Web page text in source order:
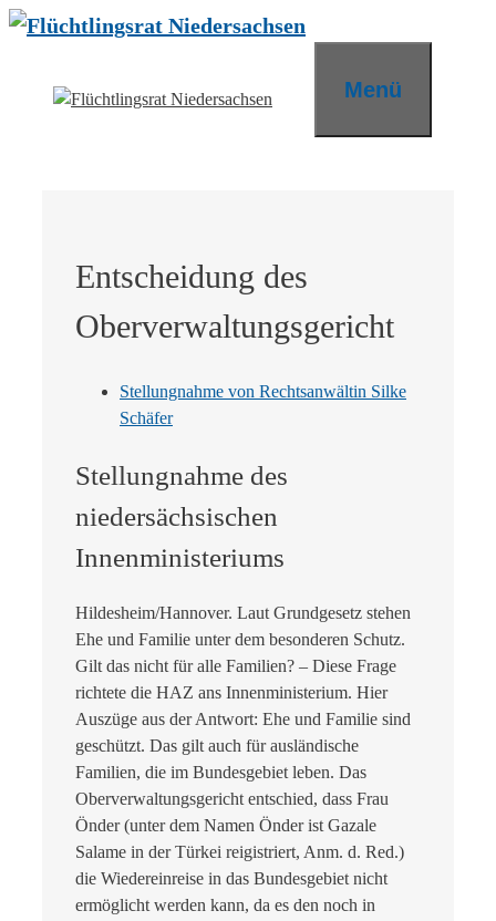
Zum
Menü
Entscheidung des
Oberverwaltungsgericht
Stellungnahme von Rechtsanwältin Silke
Schäfer
Stellungnahme des
niedersächsischen
Innenministeriums
Hildesheim/Hannover. Laut Grundgesetz stehen
Ehe und Familie unter dem besonderen Schutz.
Gilt das nicht für alle Familien? – Diese Frage
richtete die HAZ ans Innenministerium. Hier
Auszüge aus der Antwort: Ehe und Familie sind
geschützt. Das gilt auch für ausländische
Familien, die im Bundesgebiet leben. Das
Oberverwaltungsgericht entschied, dass Frau
Önder (unter dem Namen Önder ist Gazale
Salame in der Türkei reigistriert, Anm. d. Red.)
die Wiedereinreise in das Bundesgebiet nicht
ermöglicht werden kann, da es den noch in